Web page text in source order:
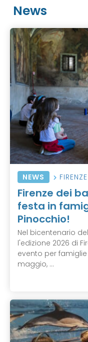
News
NEWS FIRENZE
Firenze dei
festa in
Pinocchio!
Nel bicentenario
l'edizione 2026 di
evento per
maggio, ...